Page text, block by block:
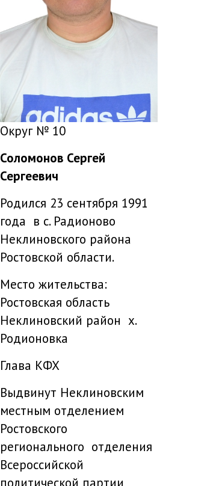
Округ № 10
Соломонов Сергей
Сергеевич
Родился 23 сентября 1991
года в с. Радионово
Неклиновского района
Ростовской области.
Место жительства:
Ростовская область
Неклиновский район х.
Родионовка
Глава КФХ
Выдвинут Неклиновским
местным отделением
Ростовского
регионального отделения
Всероссийской
политической партии